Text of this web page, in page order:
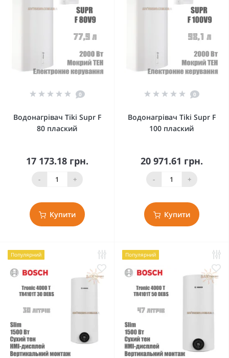
0
Водонагрівач Tiki Supr F
80 плаский
17 173.18 грн.
- +
Купити
0
Водонагрівач Tiki Supr F
100 плаский
20 971.61 грн.
- +
Купити
Популярний Популярний